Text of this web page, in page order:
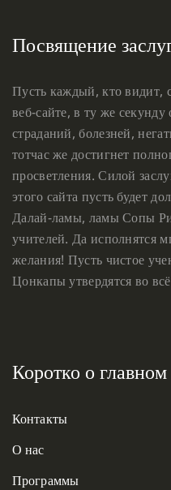
Посвящение
Пусть каждый, кто видит,
веб-сайте, в ту же секунду
страданий, болезней,
тотчас же достигнет
просветления. Силой
этого сайта пусть будет
Далай-ламы, ламы Сопы
учителей. Да исполнятся
желания! Пусть чистое
Цонкапы утвердятся во
Коротко о главном
Контакты
О нас
Программы